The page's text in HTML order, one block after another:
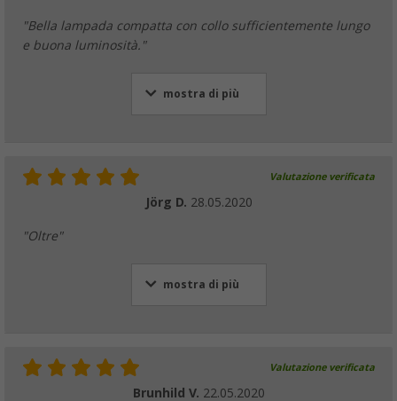
"Bella lampada compatta con collo sufficientemente lungo
e buona luminosità."
mostra di più
Valutazione verificata
Jörg D. 28.05.2020
"Oltre"
mostra di più
Valutazione verificata
Brunhild V. 22.05.2020